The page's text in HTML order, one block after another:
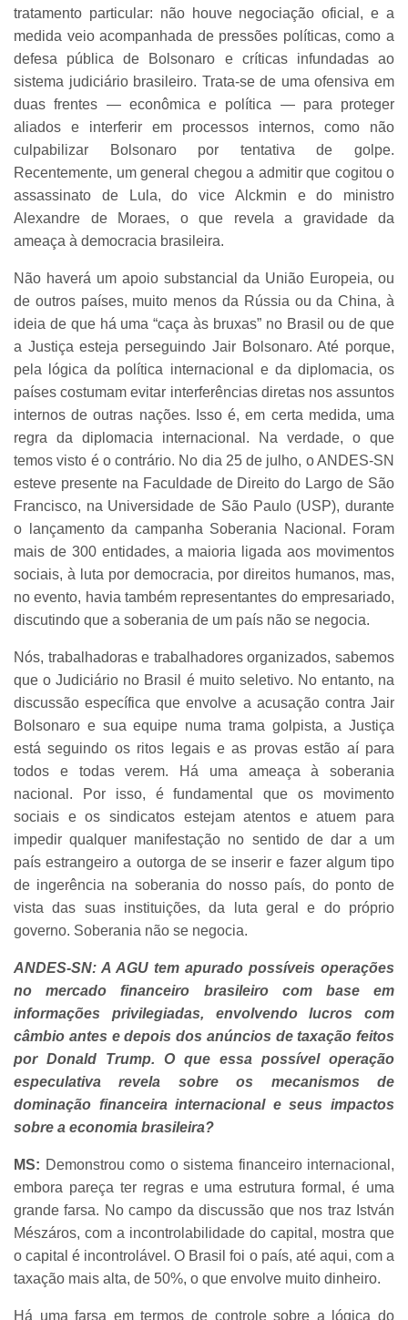
tratamento particular: não houve negociação oficial, e a
medida veio acompanhada de pressões políticas, como a
defesa pública de Bolsonaro e críticas infundadas ao
sistema judiciário brasileiro. Trata-se de uma ofensiva em
duas frentes — econômica e política — para proteger
aliados e interferir em processos internos, como não
culpabilizar Bolsonaro por tentativa de golpe.
Recentemente, um general chegou a admitir que cogitou o
assassinato de Lula, do vice Alckmin e do ministro
Alexandre de Moraes, o que revela a gravidade da
ameaça à democracia brasileira.
Não haverá um apoio substancial da União Europeia, ou
de outros países, muito menos da Rússia ou da China, à
ideia de que há uma “caça às bruxas” no Brasil ou de que
a Justiça esteja perseguindo Jair Bolsonaro. Até porque,
pela lógica da política internacional e da diplomacia, os
países costumam evitar interferências diretas nos assuntos
internos de outras nações. Isso é, em certa medida, uma
regra da diplomacia internacional. Na verdade, o que
temos visto é o contrário. No dia 25 de julho, o ANDES-SN
esteve presente na Faculdade de Direito do Largo de São
Francisco, na Universidade de São Paulo (USP), durante
o lançamento da campanha Soberania Nacional. Foram
mais de 300 entidades, a maioria ligada aos movimentos
sociais, à luta por democracia, por direitos humanos, mas,
no evento, havia também representantes do empresariado,
discutindo que a soberania de um país não se negocia.
Nós, trabalhadoras e trabalhadores organizados, sabemos
que o Judiciário no Brasil é muito seletivo. No entanto, na
discussão específica que envolve a acusação contra Jair
Bolsonaro e sua equipe numa trama golpista, a Justiça
está seguindo os ritos legais e as provas estão aí para
todos e todas verem. Há uma ameaça à soberania
nacional. Por isso, é fundamental que os movimento
sociais e os sindicatos estejam atentos e atuem para
impedir qualquer manifestação no sentido de dar a um
país estrangeiro a outorga de se inserir e fazer algum tipo
de ingerência na soberania do nosso país, do ponto de
vista das suas instituições, da luta geral e do próprio
governo. Soberania não se negocia.
ANDES-SN: A AGU tem apurado possíveis operações
no mercado financeiro brasileiro com base em
informações privilegiadas, envolvendo lucros com
câmbio antes e depois dos anúncios de taxação feitos
por Donald Trump. O que essa possível operação
especulativa revela sobre os mecanismos de
dominação financeira internacional e seus impactos
sobre a economia brasileira?
MS: Demonstrou como o sistema financeiro internacional,
embora pareça ter regras e uma estrutura formal, é uma
grande farsa. No campo da discussão que nos traz István
Mészáros, com a incontrolabilidade do capital, mostra que
o capital é incontrolável. O Brasil foi o país, até aqui, com a
taxação mais alta, de 50%, o que envolve muito dinheiro.
Há uma farsa em termos de controle sobre a lógica do